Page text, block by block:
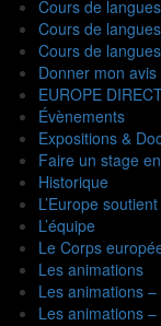
Cours de
Cours de
Cours de
Donner mon avis
EUROPE
Évènements
Expositions &
Faire un stage
Historique
L’Europe
L’équipe
Le Corps
Les animations
Les animations
Les animations